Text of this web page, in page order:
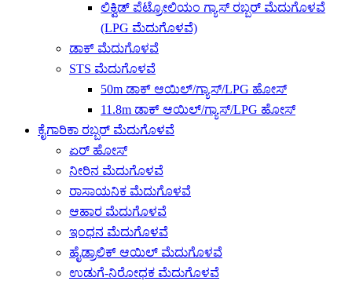
ಲಿಕ್ವಿಡ್ ಪೆಟ್ರೋಲಿಯಂ ಗ್ಯಾಸ್ ರಬ್ಬರ್ ಮೆದುಗೊಳವೆ
(LPG ಮೆದುಗೊಳವೆ)
ಡಾಕ್ ಮೆದುಗೊಳವೆ
STS ಮೆದುಗೊಳವೆ
50m ಡಾಕ್ ಆಯಿಲ್/ಗ್ಯಾಸ್/LPG ಹೋಸ್
11.8m ಡಾಕ್ ಆಯಿಲ್/ಗ್ಯಾಸ್/LPG ಹೋಸ್
ಕೈಗಾರಿಕಾ ರಬ್ಬರ್ ಮೆದುಗೊಳವೆ
ಏರ್ ಹೋಸ್
ನೀರಿನ ಮೆದುಗೊಳವೆ
ರಾಸಾಯನಿಕ ಮೆದುಗೊಳವೆ
ಆಹಾರ ಮೆದುಗೊಳವೆ
ಇಂಧನ ಮೆದುಗೊಳವೆ
ಹೈಡ್ರಾಲಿಕ್ ಆಯಿಲ್ ಮೆದುಗೊಳವೆ
ಉಡುಗೆ-ನಿರೋಧಕ ಮೆದುಗೊಳವೆ